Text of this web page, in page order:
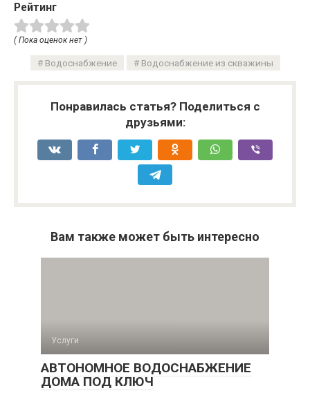
Рейтинг
( Пока оценок нет )
Водоснабжение Водоснабжение из скважины
Понравилась статья? Поделиться с
друзьями:
Вам также может быть интересно
Услуги
АВТОНОМНОЕ ВОДОСНАБЖЕНИЕ
ДОМА ПОД КЛЮЧ